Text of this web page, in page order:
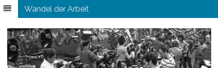
Wandel der Arbeit